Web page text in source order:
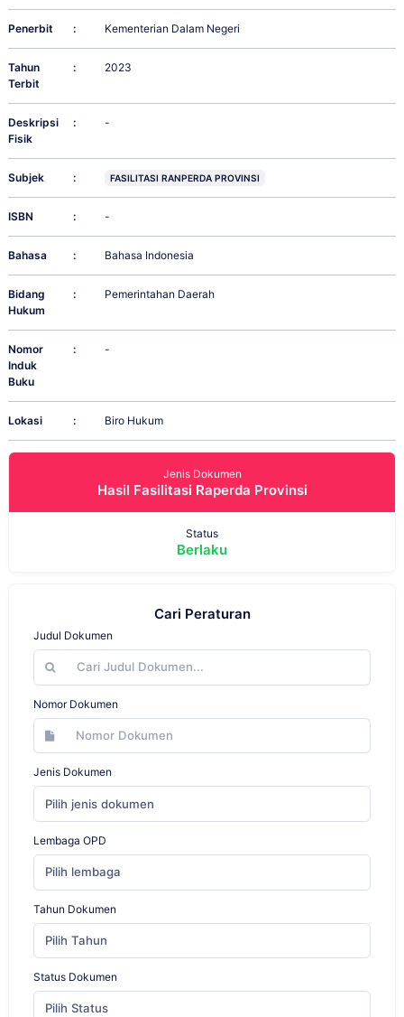
Penerbit : Kementerian Dalam Negeri
Tahun
Terbit
: 2023
Deskripsi
Fisik
: -
Subjek : FASILITASI RANPERDA PROVINSI
ISBN : -
Bahasa : Bahasa Indonesia
Bidang
Hukum
: Pemerintahan Daerah
Nomor
Induk
Buku
: -
Lokasi : Biro Hukum
Jenis Dokumen
Hasil Fasilitasi Raperda Provinsi
Status
Berlaku
Cari Peraturan
Judul Dokumen
Nomor Dokumen
Jenis Dokumen
Pilih jenis dokumen
Lembaga OPD
Pilih lembaga
Tahun Dokumen
Pilih Tahun
Status Dokumen
Pilih Status